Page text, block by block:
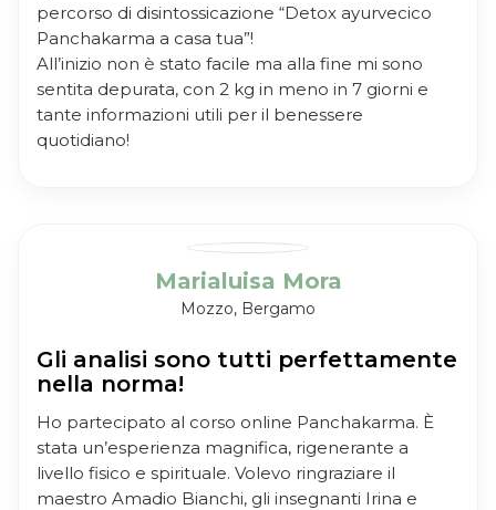
percorso di disintossicazione “Detox ayurvecico
Panchakarma a casa tua”!
All’inizio non è stato facile ma alla fine mi sono
sentita depurata, con 2 kg in meno in 7 giorni e
tante informazioni utili per il benessere
quotidiano!
Marialuisa Mora
Mozzo, Bergamo
Gli analisi sono tutti perfettamente
nella norma!
Ho partecipato al corso online Panchakarma. È
stata un’esperienza magnifica, rigenerante a
livello fisico e spirituale. Volevo ringraziare il
maestro Amadio Bianchi, gli insegnanti Irina e